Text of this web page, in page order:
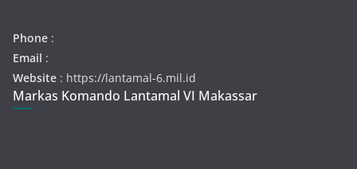
Phone :
Email :
Website : https://lantamal-6.mil.id
Markas Komando Lantamal VI Makassar